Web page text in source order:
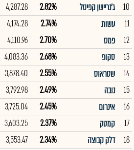
10
ג'נריישן קפיטל 2.82%
4,287.28
11
עשות 2.74%
4,174.28
12
פמס 2.70%
4,110.96
13
סקופ 2.68%
4,083.36
14
שטראוס 2.55%
3,878.40
15
נובה 2.49%
3,792.98
16
אינרום 2.45%
3,725.04
17
קמטק 2.37%
3,603.25
18
דלק קבוצה 2.34%
3,553.47